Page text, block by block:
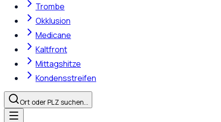
Trombe
Okklusion
Medicane
Kaltfront
Mittagshitze
Kondensstreifen
Ort oder PLZ suchen…